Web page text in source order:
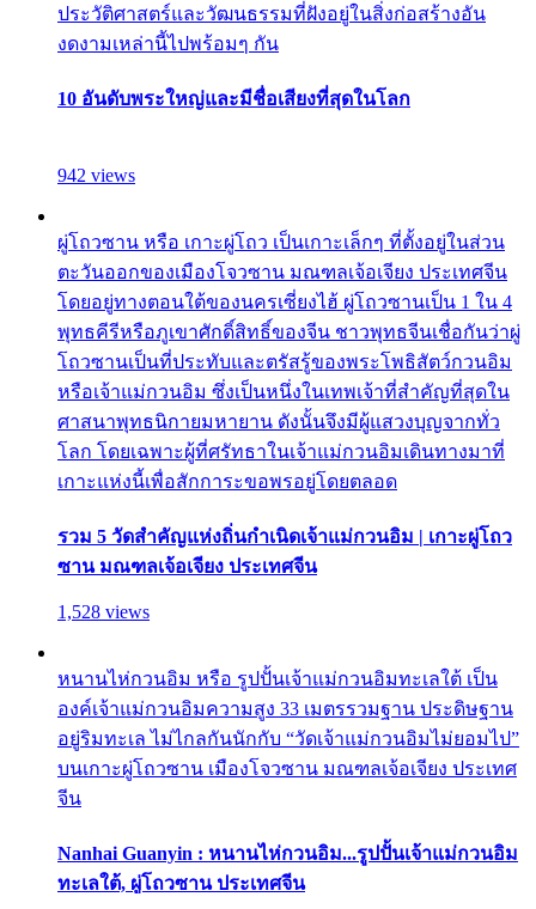
ประวัติศาสตร์และวัฒนธรรมที่ฝังอยู่ในสิ่งก่อสร้างอัน
งดงามเหล่านี้ไปพร้อมๆ กัน
10 อันดับพระใหญ่และมีชื่อเสียงที่สุดในโลก
942 views
ผู่โถวซาน หรือ เกาะผู่โถว เป็นเกาะเล็กๆ ที่ตั้งอยู่ในส่วน
ตะวันออกของเมืองโจวซาน มณฑลเจ้อเจียง ประเทศจีน
โดยอยู่ทางตอนใต้ของนครเซี่ยงไฮ้ ผู่โถวซานเป็น 1 ใน 4
พุทธคีรีหรือภูเขาศักดิ์สิทธิ์ของจีน ชาวพุทธจีนเชื่อกันว่าผู่
โถวซานเป็นที่ประทับและตรัสรู้ของพระโพธิสัตว์กวนอิม
หรือเจ้าแม่กวนอิม ซึ่งเป็นหนึ่งในเทพเจ้าที่สำคัญที่สุดใน
ศาสนาพุทธนิกายมหายาน ดังนั้นจึงมีผู้แสวงบุญจากทั่ว
โลก โดยเฉพาะผู้ที่ศรัทธาในเจ้าแม่กวนอิมเดินทางมาที่
เกาะแห่งนี้เพื่อสักการะขอพรอยู่โดยตลอด
รวม 5 วัดสำคัญแห่งถิ่นกำเนิดเจ้าแม่กวนอิม | เกาะผู่โถว
ซาน มณฑลเจ้อเจียง ประเทศจีน
1,528 views
หนานไห่กวนอิม หรือ รูปปั้นเจ้าแม่กวนอิมทะเลใต้ เป็น
องค์เจ้าแม่กวนอิมความสูง 33 เมตรรวมฐาน ประดิษฐาน
อยู่ริมทะเล ไม่ไกลกันนักกับ “วัดเจ้าแม่กวนอิมไม่ยอมไป”
บนเกาะผู่โถวซาน เมืองโจวซาน มณฑลเจ้อเจียง ประเทศ
จีน
Nanhai Guanyin : หนานไห่กวนอิม...รูปปั้นเจ้าแม่กวนอิม
ทะเลใต้, ผู่โถวซาน ประเทศจีน